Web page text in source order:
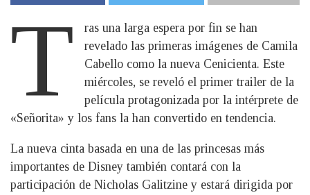
T
ras una larga espera por fin se han
revelado las primeras imágenes de Camila
Cabello como la nueva Cenicienta. Este
miércoles, se reveló el primer trailer de la
película protagonizada por la intérprete de
«Señorita» y los fans la han convertido en tendencia.
La nueva cinta basada en una de las princesas más
importantes de Disney también contará con la
participación de Nicholas Galitzine y estará dirigida por